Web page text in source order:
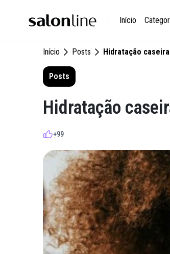
Início
Início Posts Hidratação
Posts
Hidratação
+99